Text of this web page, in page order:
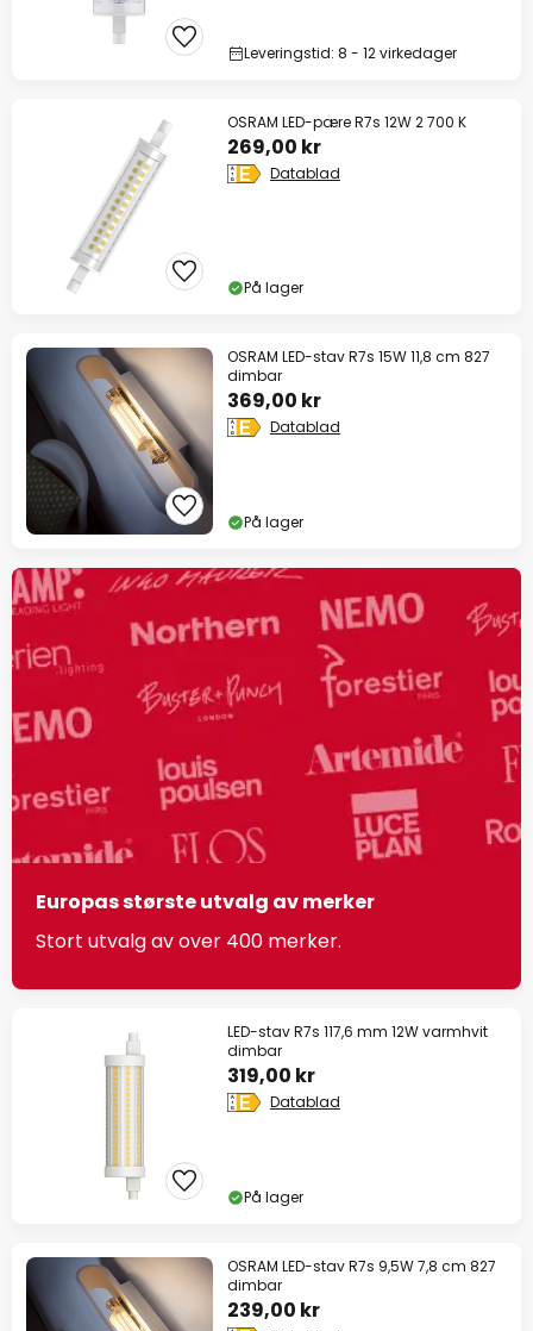
Leveringstid: 8 - 12 virkedager
OSRAM LED-pære R7s 12W 2 700 K
269,00 kr
Datablad
På lager
OSRAM LED-stav R7s 15W 11,8 cm 827
dimbar
369,00 kr
Datablad
På lager
Europas største utvalg av merker
Stort utvalg av over 400 merker.
LED-stav R7s 117,6 mm 12W varmhvit
dimbar
319,00 kr
Datablad
På lager
OSRAM LED-stav R7s 9,5W 7,8 cm 827
dimbar
239,00 kr